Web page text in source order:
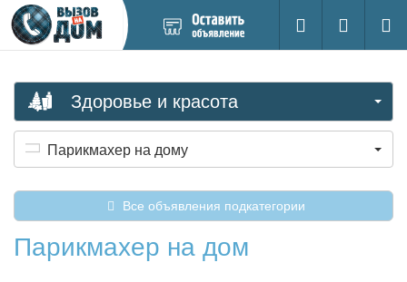
новое
Поиск
Вход на
Здоровье и красота
Парикмахер на дому
Все объявления подкатегории
Парикмахер на дом